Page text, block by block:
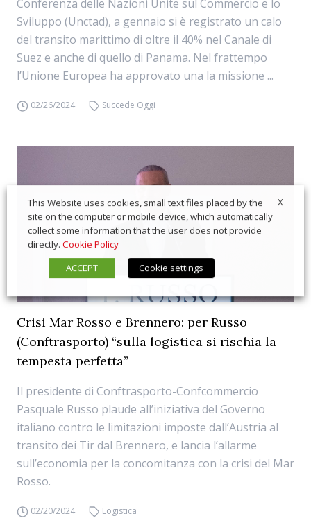
Conferenza delle Nazioni Unite sul Commercio e lo
Sviluppo (Unctad), a gennaio si è registrato un calo
del transito marittimo di oltre il 40% nel Canale di
Suez e anche di quello di Panama. Nel frattempo
l’Unione Europea ha approvato una la missione ...
02/26/2024 Succede Oggi
Crisi Mar Rosso e Brennero: per Russo
(Conftrasporto) “sulla logistica si rischia la
tempesta perfetta”
Il presidente di Conftrasporto-Confcommercio
Pasquale Russo plaude all’iniziativa del Governo
italiano contro le limitazioni imposte dall’Austria al
transito dei Tir dal Brennero, e lancia l’allarme
sull’economia per la concomitanza con la crisi del Mar
Rosso.
02/20/2024 Logistica
X
This Website uses cookies, small text files placed by the
site on the computer or mobile device, which automatically
collect some information that the user does not provide
directly. Cookie Policy
ACCEPT
Cookie settings